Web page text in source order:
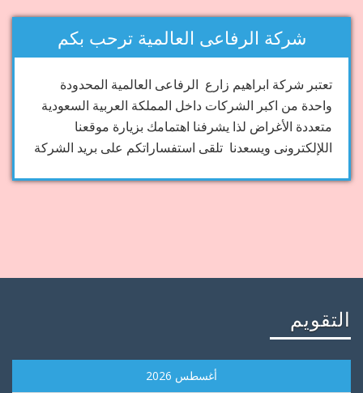
شركة الرفاعى العالمية ترحب بكم
تعتبر شركة ابراهيم زارع الرفاعى العالمية المحدودة
واحدة من اكبر الشركات داخل المملكة العربية السعودية
متعددة الأغراض لذا يشرفنا اهتمامك بزيارة موقعنا
اللإلكترونى ويسعدنا تلقى استفساراتكم على بريد الشركة
التقويم
أغسطس 2026